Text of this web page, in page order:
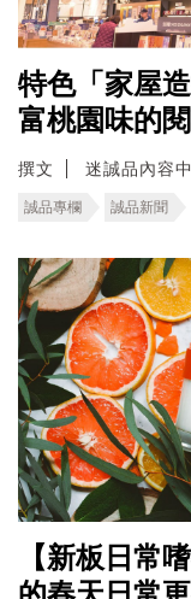
特色「家屋
富桃園味的
撰文 迷誠品內容
誠品專欄 誠品新聞
【新板日常